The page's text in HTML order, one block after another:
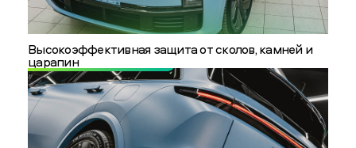
Высокоэффективная защита от сколов, камней и
царапин